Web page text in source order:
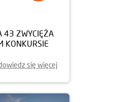
43 ZWYCIĘŻA
KONKURSIE
się więcej